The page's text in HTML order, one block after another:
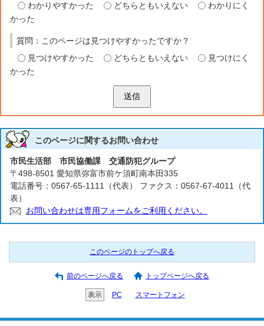
わかりやすかった
どちらともいえない
わかりにく
かった
質問：このページは見つけやすかったですか？
見つけやすかった
どちらともいえない
見つけにく
かった
送信
このページに関するお問い合わせ
市民生活部 市民協働課 交通防犯グループ
〒498-8501 愛知県弥富市前ケ須町南本田335
電話番号：0567-65-1111（代表） ファクス：0567-67-4011（代
表）
お問い合わせは専用フォームをご利用ください。
このページのトップへ戻る
前のページへ戻る トップページへ戻る
表示 PC スマートフォン